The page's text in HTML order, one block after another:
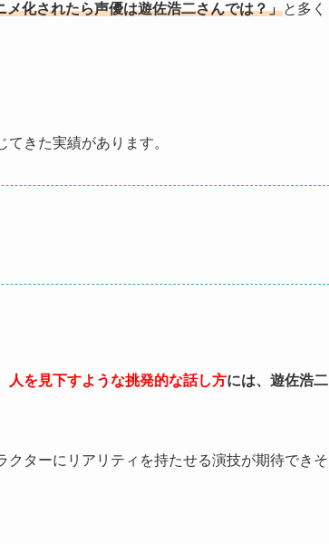
メ化されたら声優は遊佐浩二さんでは？」と多く
きた実績があります。
人を見下すような挑発的な話し方には、遊佐浩二
クターにリアリティを持たせる演技が期待できそ